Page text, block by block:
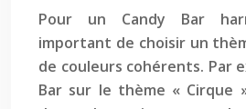
Pour un Candy Bar
important de choisir un
de couleurs cohérents. Par
Bar sur le thème « Cirque